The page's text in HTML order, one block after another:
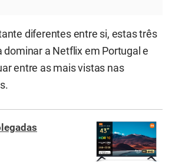
diferentes entre si, estas três
dominar a Netflix em Portugal e
entre as mais vistas nas